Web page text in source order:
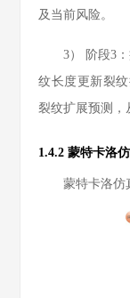
及当前风险。
3） 阶段3
纹长度更新裂
裂纹扩展预测，
1.4.2 蒙特卡洛
蒙特卡洛仿